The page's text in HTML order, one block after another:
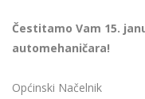
Čestitamo Vam 15.
automehaničara!
Općinski Načelnik